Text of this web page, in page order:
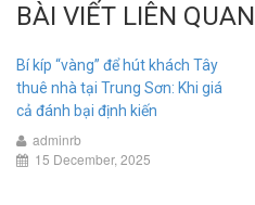
BÀI VIẾT LIÊN QUAN
Bí kíp “vàng” để hút khách Tây
thuê nhà tại Trung Sơn: Khi giá
cả đánh bại định kiến
adminrb
15 December, 2025